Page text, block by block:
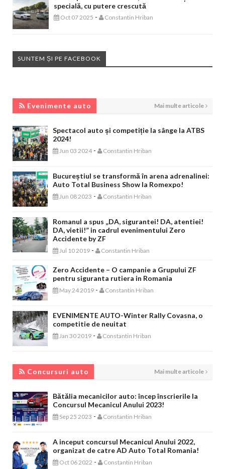
specială, cu putere crescută
Oct 07 2025 - Constantin Hriban
SUNTEM ȘI PE FACEBOOK
Evenimente auto Mai multe articole
Spectacol auto și competiție la sânge la ATBS
2024!
Jun 03 2024 - Constantin Hriban
Bucureștiul se transformă în arena adrenalinei:
Auto Total Business Show la Romexpo!
Jun 08 2023 - Constantin Hriban
Romanul a spus „DA, sigurantei! DA, atentiei!
DA, vietii!” in cadrul evenimentului Zero
Accidente by ZF
Jul 10 2019 - Constantin Hriban
Zero Accidente – O campanie a Grupului ZF
pentru siguranta rutiera in Romania
May 24 2019 - Constantin Hriban
EVENIMENTE AUTO-Winter Rally Covasna, o
competitie de neuitat
Jan 30 2019 - Constantin Hriban
Concursuri auto Mai multe articole
Bătălia mecanicilor auto: încep înscrierile la
Concursul Mecanicul Anului 2023!
Sep 25 2023 - Constantin Hriban
A inceput concursul Mecanicul Anului 2022,
organizat de catre AD Auto Total Romania!
Oct 06 2022 - Constantin Hriban